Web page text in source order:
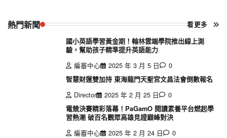
熱門新聞 看更多
國小英語學習黃金期！翰林雲端學院推出線上測
驗，幫助孩子精準提升英語能力
編審中心
2025 年 3 月 5 日
0
智慧財運雙加持 東海龍門天聖宮文昌法會倒數報名
Director
2025 年 2 月 25 日
0
電競決賽精彩落幕！PaGamO 閱讀素養平台燃起學
習熱潮 破百名觀眾高雄見證巔峰對決
編審中心
2025 年 2 月 24 日 0